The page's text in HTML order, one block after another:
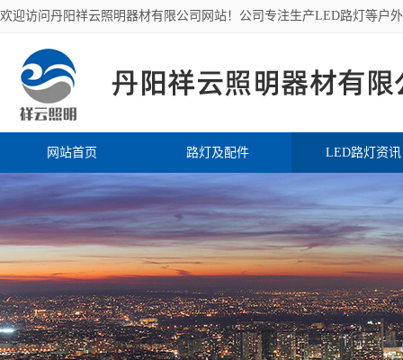
欢迎访问丹阳祥云照明器材有限公司网站！公司专注生产LED路灯等户
网站首页 路灯及配件 LED路灯资讯